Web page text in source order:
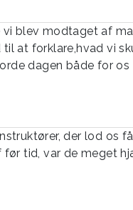
blev modtaget af
at forklare,hvad vi
dagen både for
der lod os
før tid, var de meget